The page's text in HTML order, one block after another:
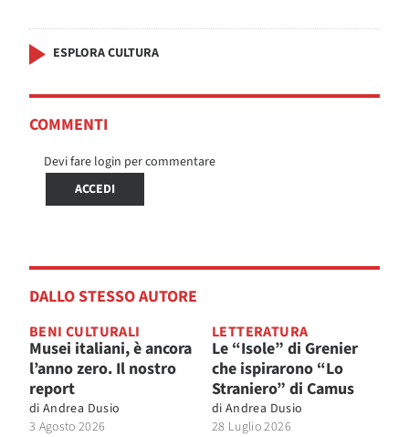
ESPLORA CULTURA
COMMENTI
Devi fare login per commentare
ACCEDI
DALLO STESSO AUTORE
BENI CULTURALI
Musei italiani, è ancora
l’anno zero. Il nostro
report
di Andrea Dusio
3 Agosto 2026
LETTERATURA
Le “Isole” di Grenier
che ispirarono “Lo
Straniero” di Camus
di Andrea Dusio
28 Luglio 2026